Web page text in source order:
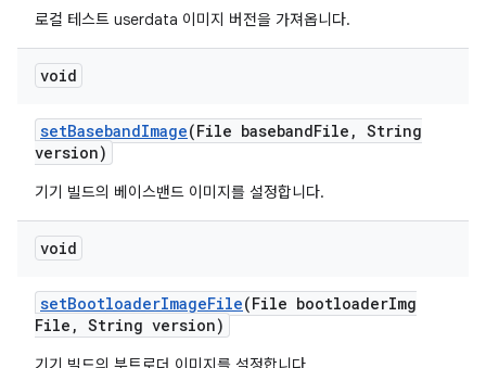
로컬 테스트 userdata 이미지 버전을 가져옵니다.
void
setBasebandImage(File basebandFile , String
version)
기기 빌드의 베이스밴드 이미지를 설정합니다.
void
setBootloaderImageFile(File bootloaderImg
File , String version)